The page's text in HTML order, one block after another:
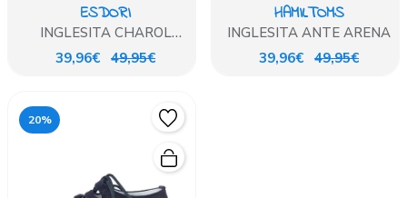
ESDORI
INGLESITA CHAROL
ARRUGADO BLANCO
39,96€ 49,95€
HAMILTOMS
INGLESITA ANTE ARENA
39,96€ 49,95€
20%